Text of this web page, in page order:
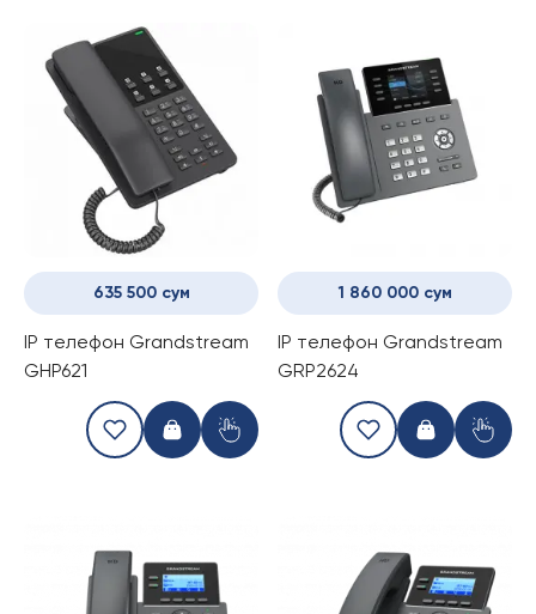
635 500 сум
IP телефон Grandstream
GHP621
1 860 000 сум
IP телефон Grandstream
GRP2624